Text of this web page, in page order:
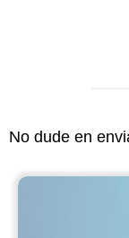
No dude en